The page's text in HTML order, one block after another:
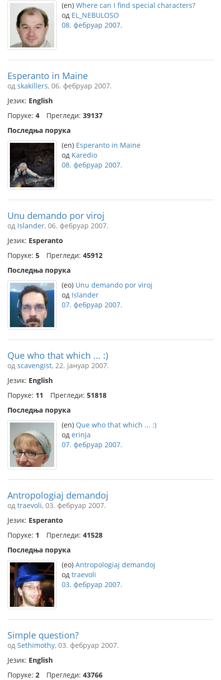
(en) Where can I find special characters?
од EL_NEBULOSO
08. фебруар 2007.
Esperanto in Maine
од skakillers, 06. фебруар 2007.
Језик: English
Поруке: 4 Прегледи: 39137
Последња порука
(en) Esperanto in Maine
од Karedio
08. фебруар 2007.
Unu demando por viroj
од Islander, 06. фебруар 2007.
Језик: Esperanto
Поруке: 5 Прегледи: 45912
Последња порука
(eo) Unu demando por viroj
од Islander
07. фебруар 2007.
Que who that which ... :)
од scavengist, 22. јануар 2007.
Језик: English
Поруке: 11 Прегледи: 51818
Последња порука
(en) Que who that which ... :)
од erinja
07. фебруар 2007.
Antropologiaj demandoj
од traevoli, 03. фебруар 2007.
Језик: Esperanto
Поруке: 1 Прегледи: 41528
Последња порука
(eo) Antropologiaj demandoj
од traevoli
03. фебруар 2007.
Simple question?
од Sethimothy, 03. фебруар 2007.
Језик: English
Поруке: 2 Прегледи: 43766